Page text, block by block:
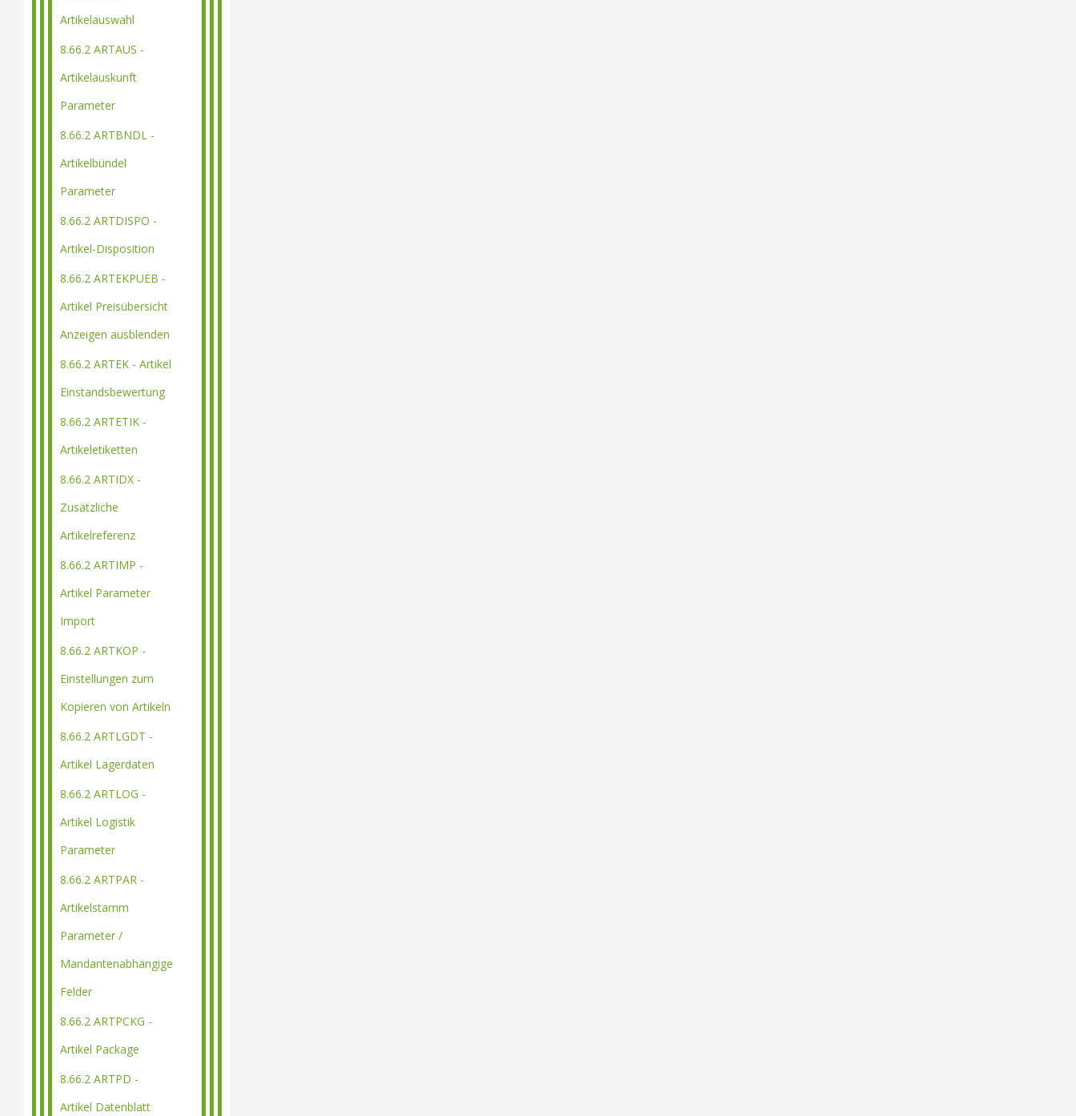
Artikelauswahl
8.66.2 ARTAUS -
Artikelauskunft
Parameter
8.66.2 ARTBNDL -
Artikelbündel
Parameter
8.66.2 ARTDISPO -
Artikel-Disposition
8.66.2 ARTEKPUEB -
Artikel Preisübersicht
Anzeigen ausblenden
8.66.2 ARTEK - Artikel
Einstandsbewertung
8.66.2 ARTETIK -
Artikeletiketten
8.66.2 ARTIDX -
Zusätzliche
Artikelreferenz
8.66.2 ARTIMP -
Artikel Parameter
Import
8.66.2 ARTKOP -
Einstellungen zum
Kopieren von Artikeln
8.66.2 ARTLGDT -
Artikel Lagerdaten
8.66.2 ARTLOG -
Artikel Logistik
Parameter
8.66.2 ARTPAR -
Artikelstamm
Parameter /
Mandantenabhängige
Felder
8.66.2 ARTPCKG -
Artikel Package
8.66.2 ARTPD -
Artikel Datenblatt